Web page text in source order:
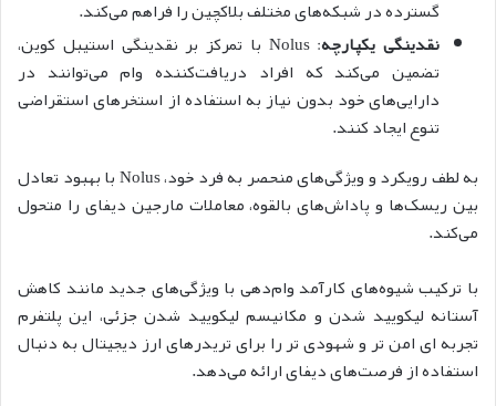
گسترده در شبکه‌های مختلف بلاکچین را فراهم می‌کند.
نقدینگی یکپارچه
: Nolus با تمرکز بر نقدینگی استیبل کوین،
تضمین می‌کند که افراد دریافت‌کننده وام می‌توانند در
دارایی‌های خود بدون نیاز به استفاده از استخرهای استقراضی
تنوع ایجاد کنند.
به لطف رویکرد و ویژگی‌های منحصر به فرد خود، Nolus با بهبود تعادل
بین ریسک‌ها و پاداش‌های بالقوه، معاملات مارجین دیفای را متحول
می‌کند.
با ترکیب شیوه‌های کارآمد وام‌دهی با ویژگی‌های جدید مانند کاهش
آستانه لیکویید شدن و مکانیسم لیکویید شدن جزئی، این پلتفرم
تجربه ای امن تر و شهودی تر را برای تریدرهای ارز دیجیتال به دنبال
استفاده از فرصت‌های دیفای ارائه می‌دهد.